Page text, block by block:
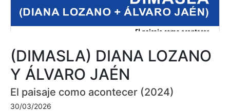
(DIMASLA) DIANA LOZANO
Y ÁLVARO JAÉN
El paisaje como acontecer (2024)
30/03/2026